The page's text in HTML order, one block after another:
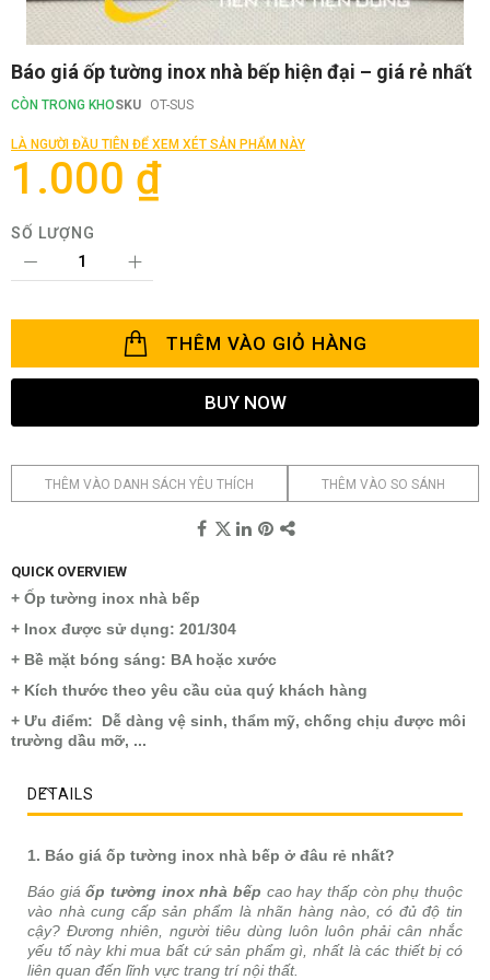
Chuyển
phần
của
thư
hình
Báo giá ốp tường inox nhà bếp hiện đại – giá rẻ nhất
CÒN TRONG KHOSKU OT-SUS
LÀ NGƯỜI ĐẦU TIÊN ĐỂ XEM XÉT SẢN PHẨM NÀY
1.000 ₫
SỐ LƯỢNG
THÊM VÀO GIỎ HÀNG
BUY NOW
THÊM VÀO DANH SÁCH YÊU THÍCH THÊM VÀO SO SÁNH
QUICK OVERVIEW
+ Ốp tường inox nhà bếp
+ Inox được sử dụng: 201/304
+ Bề mặt bóng sáng: BA hoặc xước
+ Kích thước theo yêu cầu của quý khách hàng
+ Ưu điểm: Dễ dàng vệ sinh, thẩm mỹ, chống chịu được môi
trường dầu mỡ, ...
DETAILS
1. Báo giá ốp tường inox nhà bếp ở đâu rẻ nhất?
Báo giáốp tường inox nhà bếp cao hay thấp còn phụ thuộc
vào nhà cung cấp sản phẩm là nhãn hàng nào, có đủ độ tin
cậy? Đương nhiên, người tiêu dùng luôn luôn phải cân nhắc
yếu tố này khi mua bất cứ sản phẩm gì, nhất là các thiết bị có
liên quan đến lĩnh vực trang trí nội thất.